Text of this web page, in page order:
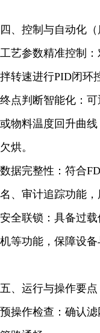
四、控制与自动化（
工艺参数精准控制
拌转速进行PID闭环
终点判断智能化：
或物料温度回升曲
欠烘。
数据完整性：符合
名、审计追踪功能，
安全联锁：具备过
机等功能，保障设备
五、运行与操作要点
预操作检查：确认